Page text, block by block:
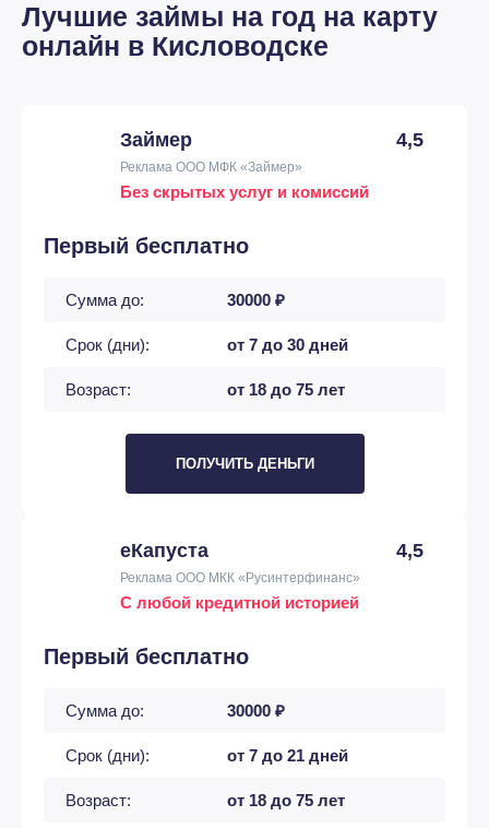
Лучшие займы на год на карту
онлайн в Кисловодске
Займер 4,5
Реклама ООО МФК «Займер»
Без скрытых услуг и комиссий
Первый бесплатно
Сумма до: 30000 ₽
Срок (дни): от 7 до 30 дней
Возраст: от 18 до 75 лет
ПОЛУЧИТЬ ДЕНЬГИ
еКапуста 4,5
Реклама ООО МКК «Русинтерфинанс»
С любой кредитной историей
Первый бесплатно
Сумма до: 30000 ₽
Срок (дни): от 7 до 21 дней
Возраст: от 18 до 75 лет